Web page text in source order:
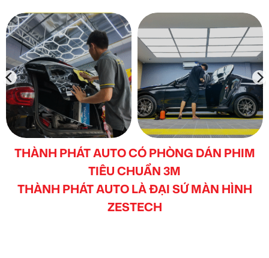
THÀNH PHÁT AUTO CÓ PHÒNG DÁN PHIM
TIÊU CHUẨN 3M
THÀNH PHÁT AUTO LÀ ĐẠI SỨ MÀN HÌNH
ZESTECH